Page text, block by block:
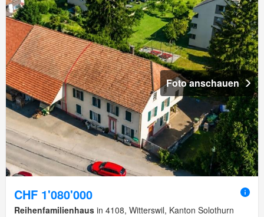
Foto anschauen
CHF 1'080'000
Reihenfamilienhaus in 4108, Witterswil, Kanton Solothurn